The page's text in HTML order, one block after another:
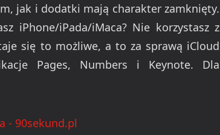
jak i dodatki mają charakter zamknięty.
iPhone/iPada/iMaca? Nie korzystasz z
się to możliwe, a to za sprawą iCloud
Pages, Numbers i Keynote. Dla